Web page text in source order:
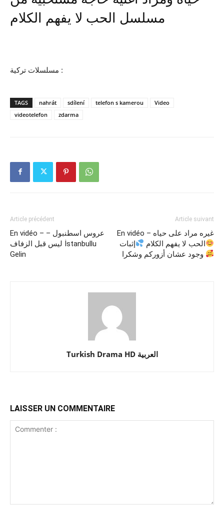
مسلسل الحب لا يفهم الكلام
مسلسلات تركية :
TAGS nahrát sdílení telefon s kamerou
Video
videotelefon
zdarma
Article précédent
En vidéo – عروس اسطنبول –
ليس قبل الزفاف İstanbullu
Gelin
Article suivant
En vidéo – غيره مراد على حياه
الحب لا يفهم الكلام
إثبات
Turkish Drama HD العربية
LAISSER UN COMMENTAIRE